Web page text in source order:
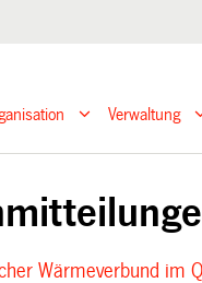
Verwaltung
Wärmeverbund im